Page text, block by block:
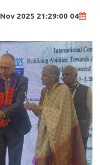
04 Nov 2025 21:29:00